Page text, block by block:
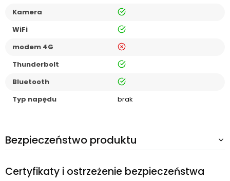
Kamera
tak
WiFi
tak
modem 4G
nie
Thunderbolt
tak
Bluetooth
tak
Typ napędu
brak
Bezpieczeństwo produktu
Certyfikaty i ostrzeżenie bezpieczeństwa